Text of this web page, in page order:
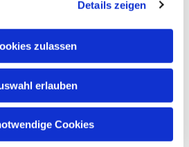
Details zeigen
zulassen
erlauben
Cookies
Sie auch